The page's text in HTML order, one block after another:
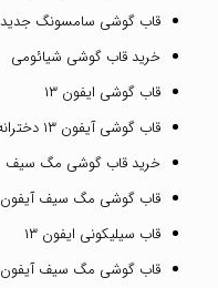
قاب گوشی سامسونگ جدید
خرید قاب گوشی شیائومی
قاب گوشی ایفون ۱۳
قاب گوشی آیفون ۱۳ دخترانه
خرید قاب گوشی مگ سیف
قاب گوشی مگ سیف آیفون
قاب سیلیکونی ایفون ۱۳
قاب گوشی مگ سیف آیفون ۱۳